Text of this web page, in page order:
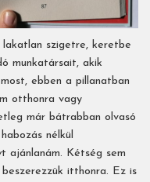
lakatlan szigetre, keretbe
munkatársait, akik
ebben a pillanatban
otthonra vagy
már bátrabban olvasó
nélkül
t ajánlanám. Kétség sem
itthonra. Ez is